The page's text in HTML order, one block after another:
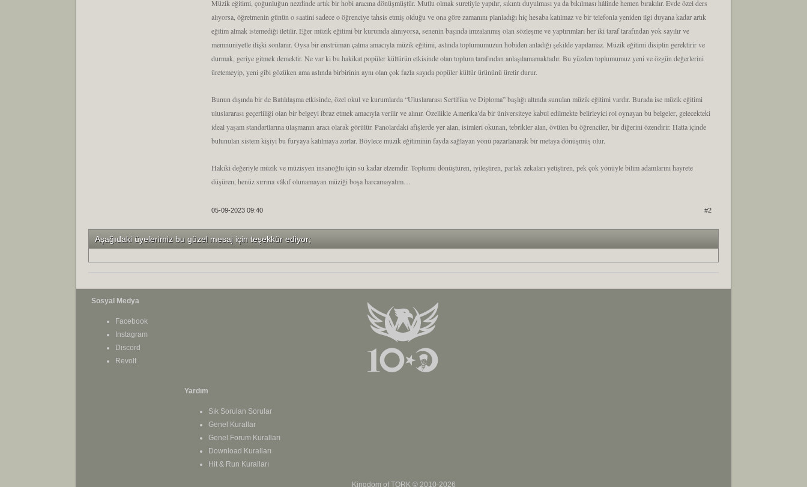
Müzik eğitimi, çoğunluğun nezdinde artık bir hobi aracına dönüşmüştür. Mutlu olmak suretiyle yapılır, sıkıntı duyulması ya da bıkılması hâlinde hemen bırakılır. Evde özel ders
alıyorsa, öğretmenin günün o saatini sadece o öğrenciye tahsis etmiş olduğu ve ona göre zamanını planladığı hiç hesaba katılmaz ve bir telefonla yeniden ilgi duyana kadar artık
eğitim almak istemediği iletilir. Eğer müzik eğitimi bir kurumda alınıyorsa, senenin başında imzalanmış olan sözleşme ve yaptırımları her iki taraf tarafından yok sayılır ve
memnuniyetle ilişki sonlanır. Oysa bir enstrüman çalma amacıyla müzik eğitimi, aslında toplumumuzun hobiden anladığı şekilde yapılamaz. Müzik eğitimi disiplin gerektirir ve
durmak, geriye gitmek demektir. Ne var ki bu hakikat popüler kültürün etkisinde olan toplum tarafından anlaşılamamaktadır. Bu yüzden toplumumuz yeni ve özgün değerlerini
üretemeyip, yeni gibi gözüken ama aslında birbirinin aynı olan çok fazla sayıda popüler kültür ürününü üretir durur.
Bunun dışında bir de Batılılaşma etkisinde, özel okul ve kurumlarda “Uluslararası Sertifika ve Diploma” başlığı altında sunulan müzik eğitimi vardır. Burada ise müzik eğitimi
uluslararası geçerliliği olan bir belgeyi ibraz etmek amacıyla verilir ve alınır. Özellikle Amerika’da bir üniversiteye kabul edilmekte belirleyici rol oynayan bu belgeler, gelecekteki
ideal yaşam standartlarına ulaşmanın aracı olarak görülür. Panolardaki afişlerde yer alan, isimleri okunan, tebrikler alan, övülen bu öğrenciler, bir diğerini özendirir. Hatta içinde
bulunulan sistem kişiyi bu furyaya katılmaya zorlar. Böylece müzik eğitiminin fayda sağlayan yönü pazarlanarak bir metaya dönüşmüş olur.
Hakiki değeriyle müzik ve müzisyen insanoğlu için su kadar elzemdir. Toplumu dönüştüren, iyileştiren, parlak zekaları yetiştiren, pek çok yönüyle bilim adamlarını hayrete
düşüren, henüz sırrına vâkıf olunamayan müziği boşa harcamayalım…
#2
05-09-2023 09:40
Aşağıdaki üyelerimiz bu güzel mesaj için teşekkür ediyor;
Sosyal Medya
Facebook
Instagram
Discord
Revolt
Yardım
Sık Sorulan Sorular
Genel Kurallar
Genel Forum Kuralları
Download Kuralları
Hit & Run Kuralları
Kingdom of TORK© 2010-2026